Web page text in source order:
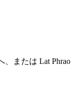
、または Lat Phrao